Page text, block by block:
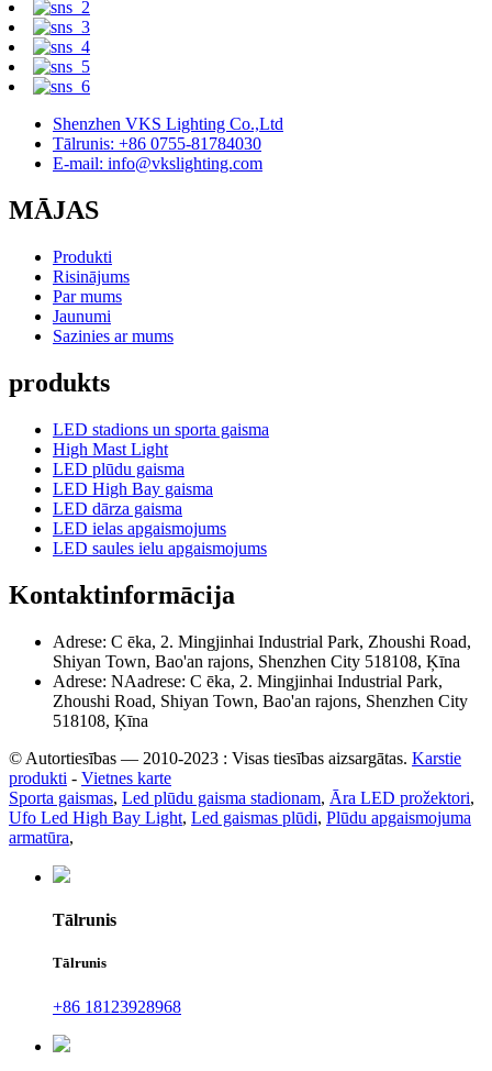
Shenzhen VKS Lighting Co.,Ltd
Tālrunis: +86 0755-81784030
E-mail: info@vkslighting.com
MĀJAS
Produkti
Risinājums
Par mums
Jaunumi
Sazinies ar mums
produkts
LED stadions un sporta gaisma
High Mast Light
LED plūdu gaisma
LED High Bay gaisma
LED dārza gaisma
LED ielas apgaismojums
LED saules ielu apgaismojums
Kontaktinformācija
Adrese: C ēka, 2. Mingjinhai Industrial Park, Zhoushi Road,
Shiyan Town, Bao'an rajons, Shenzhen City 518108, Ķīna
Adrese: NAadrese: C ēka, 2. Mingjinhai Industrial Park,
Zhoushi Road, Shiyan Town, Bao'an rajons, Shenzhen City
518108, Ķīna
© Autortiesības — 2010-2023 : Visas tiesības aizsargātas. Karstie
produkti - Vietnes karte
Sporta gaismas, Led plūdu gaisma stadionam, Āra LED prožektori,
Ufo Led High Bay Light, Led gaismas plūdi, Plūdu apgaismojuma
armatūra,
Tālrunis
Tālrunis
+86 18123928968